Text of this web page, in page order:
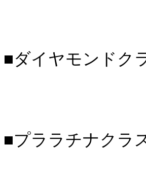
■ダイヤモンドク
■プララチナクラ